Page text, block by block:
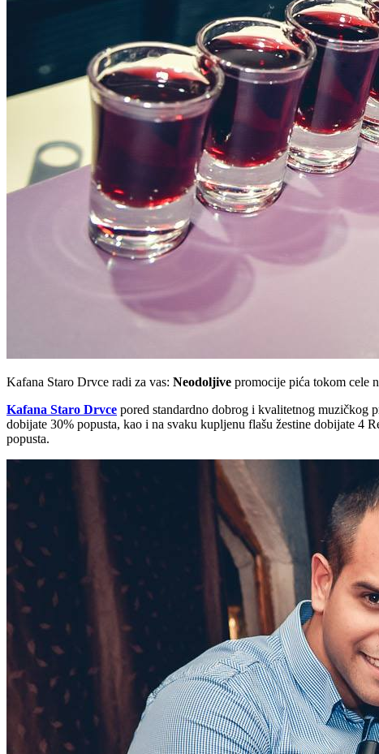
Kafana Staro Drvce radi za vas: Neodoljive promocije pića tokom cele
Kafana Staro Drvce pored standardno dobrog i kvalitetnog muzičkog
dobijate 30% popusta, kao i na svaku kupljenu flašu žestine dobijate
popusta.